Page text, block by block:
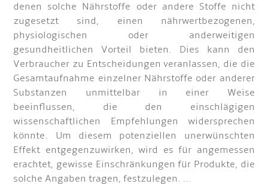
denen solche Nährstoffe oder andere Stoffe nicht
zugesetzt sind, einen nährwertbezogenen,
physiologischen oder anderweitigen
gesundheitlichen Vorteil bieten. Dies kann den
Verbraucher zu Entscheidungen veranlassen, die die
Gesamtaufnahme einzelner Nährstoffe oder anderer
Substanzen unmittelbar in einer Weise
beeinflussen, die den einschlägigen
wissenschaftlichen Empfehlungen widersprechen
könnte. Um diesem potenziellen unerwünschten
Effekt entgegenzuwirken, wird es für angemessen
erachtet, gewisse Einschränkungen für Produkte, die
solche Angaben tragen, festzulegen. …